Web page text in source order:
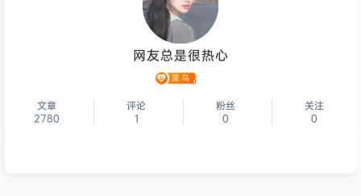
个人主页
网友总是很热心
文章
2780
评论
1
粉丝
0
关注
0